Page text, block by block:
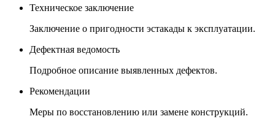
Техническое заключение
Заключение о пригодности эстакады к эксплуатации.
Дефектная ведомость
Подробное описание выявленных дефектов.
Рекомендации
Меры по восстановлению или замене конструкций.